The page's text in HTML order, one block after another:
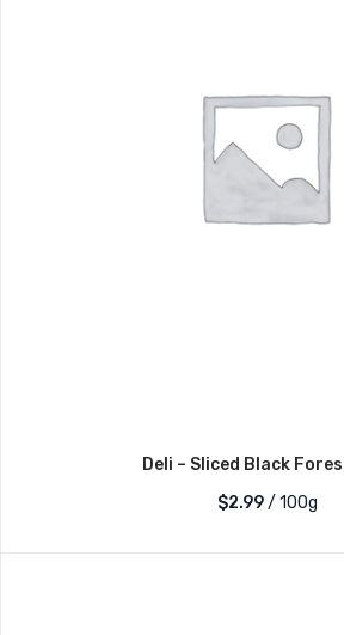
Deli – Sliced Black
$2.99/ 100g